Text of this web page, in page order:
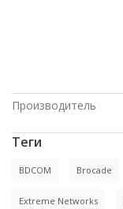
Производитель
Теги
BDCOM Brocade
Extreme Networks